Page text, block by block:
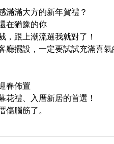
滿滿大方的新年賀禮？
在猶豫的你
，跟上潮流選我就對了！
廳擺設，一定要試試充滿喜氣
春佈置
花禮、入厝新居的首選！
傷腦筋了。